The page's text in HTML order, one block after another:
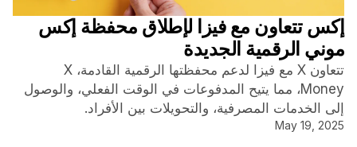
إكس تتعاون مع فيزا لإطلاق محفظة إكس
موني الرقمية الجديدة
تتعاون X مع فيزا لدعم محفظتها الرقمية القادمة، X
Money، مما يتيح المدفوعات في الوقت الفعلي، والوصول
إلى الخدمات المصرفية، والتحويلات بين الأفراد.
May 19, 2025